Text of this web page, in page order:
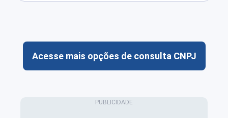
Acesse mais opções de consulta CNPJ